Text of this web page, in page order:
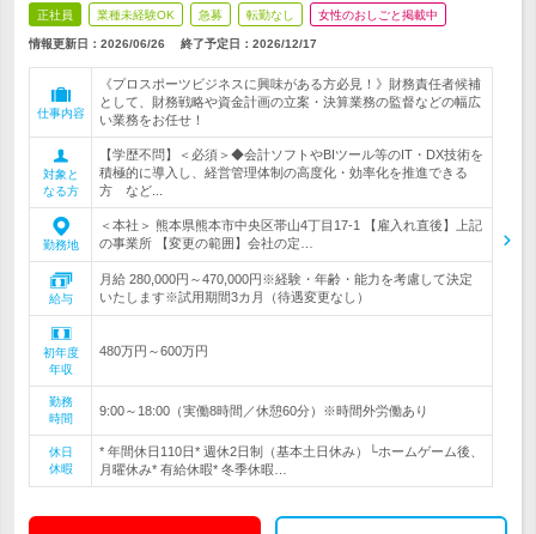
正社員 業種未経験OK 急募 転勤なし 女性のおしごと掲載中
情報更新日：2026/06/26 終了予定日： 2026/12/17
仕事内容
《プロスポーツビジネスに興味がある方必見！》財務責任者候補
として、財務戦略や資金計画の立案・決算業務の監督などの幅広
い業務をお任せ！
対象と
なる方
【学歴不問】＜必須＞◆会計ソフトやBIツール等のIT・DX技術を
積極的に導入し、経営管理体制の高度化・効率化を推進できる
方 など...
勤務地
＜本社＞ 熊本県熊本市中央区帯山4丁目17-1 【雇入れ直後】上記
の事業所 【変更の範囲】会社の定…
給与
月給 280,000円～470,000円※経験・年齢・能力を考慮して決定
いたします※試用期間3カ月（待遇変更なし）
初年度
年収
480万円～600万円
勤務
時間
9:00～18:00（実働8時間／休憩60分）※時間外労働あり
休日
休暇
* 年間休日110日* 週休2日制（基本土日休み）└ホームゲーム後、
月曜休み* 有給休暇* 冬季休暇…